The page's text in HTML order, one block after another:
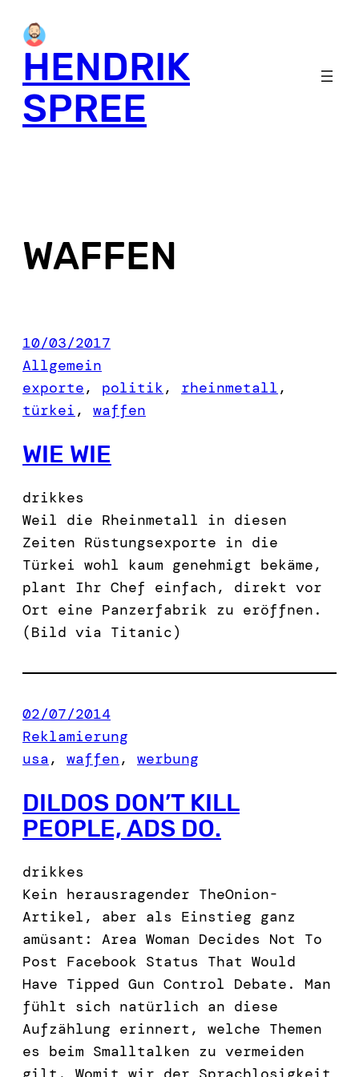
content
HENDRIK
SPREE
WAFFEN
10/03/2017
Allgemein
exporte, politik, rheinmetall
türkei , waffen
WIE WIE
drikkes
Weil die Rheinmetall in diesen
Zeiten Rüstungsexporte in die
Türkei wohl kaum genehmigt bekäme,
plant Ihr Chef einfach, direkt vor
Ort eine Panzerfabrik zu eröffnen.
(Bild via Titanic)
02/07/2014
Reklamierung
usa, waffen, werbung
DILDOS DON’T KILL
PEOPLE, ADS DO.
drikkes
Kein herausragender TheOnion-
Artikel, aber als Einstieg ganz
amüsant: Area Woman Decides Not To
Post Facebook Status That Would
Have Tipped Gun Control Debate. Man
fühlt sich natürlich an diese
Aufzählung erinnert, welche Themen
es beim Smalltalken zu vermeiden